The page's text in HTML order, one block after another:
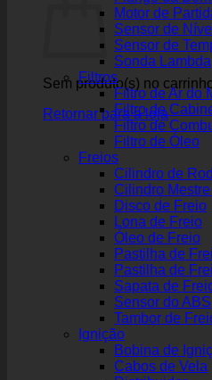
Sem produto(s) no
Retornar para a loja
Motor de
Sensor de
Sensor de
Sonda Lambda
Filtros
Filtro de Ar do
Filtro de
Filtro de
Filtro de Óleo
Freios
Cilindro de
Cilindro
Disco de Freio
Lona de Freio
Óleo de Freio
Pastilha de
Pastilha de
Sapata de
Sensor do ABS
Tambor de
Ignição
Bobina de
Cabos de Vela